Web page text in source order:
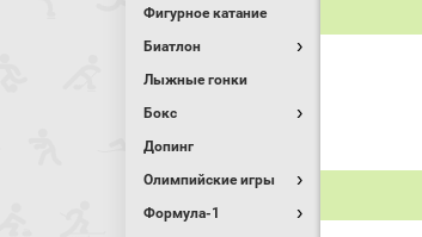
Фигурное катание
Биатлон
Лыжные гонки
Бокс
Допинг
Олимпийские игры
Формула-1